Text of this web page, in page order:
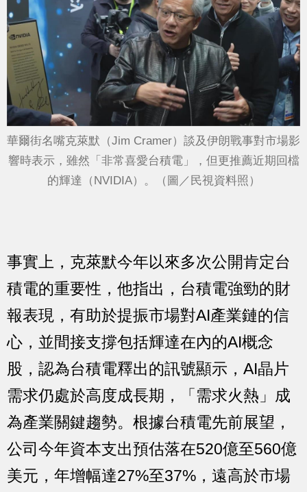
華爾街名嘴克萊默（Jim Cramer）談及伊朗戰事對市場影
響時表示，雖然「非常喜愛台積電」，但更推薦近期回檔
的輝達（NVIDIA）。（圖／民視資料照）
事實上，克萊默今年以來多次公開肯定台
積電的重要性，他指出，台積電強勁的財
報表現，有助於提振市場對AI產業鏈的信
心，並間接支撐包括輝達在內的AI概念
股，認為台積電釋出的訊號顯示，AI晶片
需求仍處於高度成長期，「需求火熱」成
為產業關鍵趨勢。根據台積電先前展望，
公司今年資本支出預估落在520億至560億
美元，年增幅達27%至37%，遠高於市場